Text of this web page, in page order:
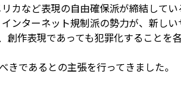
など表現の自由確保派が締結してい
ンターネット規制派の勢力が、新し
作表現であっても犯罪化することを
であるとの主張を行ってきました。